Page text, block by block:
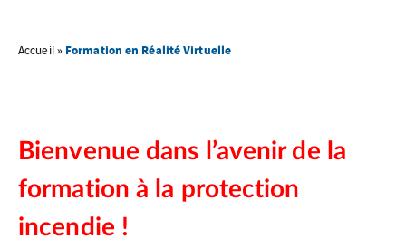
Accueil» Formation en Réalité Virtuelle
Bienvenue dans l’avenir de la
formation à la protection
incendie !